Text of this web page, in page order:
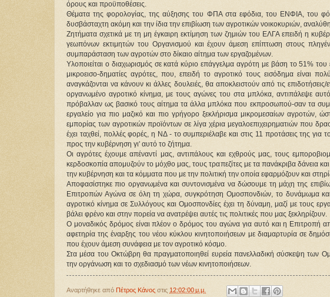
όρους και προϋποθέσεις.
Θέματα της φορολογίας, της αύξησης του ΦΠΑ στα εφόδια, του ΕΝΦΙΑ, του
δυσβάσταχτη ακόμη και την ίδια την επιβίωση των αγροτικών νοικοκυριών,
Ζητήματα σχετικά με τη μη έγκαιρη εκτίμηση των ζημιών του ΕΛΓΑ επειδή η
γεωπόνων εκτιμητών του Οργανισμού και έχουν άμεση επίπτωση στους
συμπαράσταση των αγροτών στο δίκαιο αίτημα των εργαζομένων.
Υλοποιείται ο διαχωρισμός σε κατά κύριο επάγγελμα αγρότη με βάση το 51% του
μικροεισο-δηματίες αγρότες, που, επειδή το αγροτικό τους εισόδημα είναι
αναγκάζονται να κάνουν κι άλλες δουλειές, θα αποκλειστούν από τις
οργανωμένο αγροτικό κίνημα, με τους αγώνες του στα μπλόκα, αντιπάλεψε
πρόβαλλαν ως βασικό τους αίτημα τα άλλα μπλόκα που εκπροσωπού-σαν τα
εργαλείο για πιο μαζικό και πιο γρήγορο ξεκλήρισμα μικρομεσαίων
εμπορίας των αγροτικών προϊόντων σε λίγα χέρια μεγαλοεπιχειρηματιών που
έχει ταχθεί, πολλές φορές, η ΝΔ - το συμπεριέλαβε και στις 11 προτάσεις της για
προς την κυβέρνηση γι' αυτό το ζήτημα.
Οι αγρότες έχουμε απέναντί μας, αντιπάλους και εχθρούς μας, τους
κερδοσκοπία απομυζούν το μόχθο μας, τους τραπεζίτες με τα πανάκριβα δάνεια
την κυβέρνηση και τα κόμματα που με την πολιτική την οποία εφαρμόζουν και
Αποφασίστηκε πιο οργανωμένα και συντονισμένα να δώσουμε τη μάχη της
Επιτροπών Αγώνα σε όλη τη χώρα, συγκρότηση Ομοσπονδιών, το δυνάμωμα
αγροτικό κίνημα σε Συλλόγους και Ομοσπονδίες έχει τη δύναμη, μαζί με τους
βάλει φρένο και στην πορεία να ανατρέψει αυτές τις πολιτικές που μας ξεκληρίζουν.
Ο μοναδικός δρόμος είναι πλέον ο δρόμος του αγώνα για αυτό και η Επιτροπή
αφετηρία της έναρξης του νέου κύκλου κινητοποιήσεων με διαμαρτυρία σε
που έχουν άμεση συνάφεια με τον αγροτικό κόσμο.
Στα μέσα του Οκτώβρη θα πραγματοποιηθεί ευρεία πανελλαδική σύσκεψη
την οργάνωση και το σχεδιασμό των νέων κινητοποιήσεων.
Αναρτήθηκε από Πέτρος Κάνος στις 12:02:00 μ.μ.